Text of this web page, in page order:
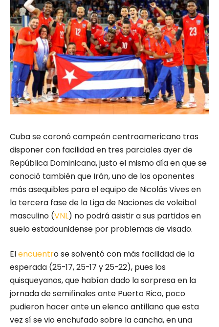
Cuba se coronó campeón centroamericano tras
disponer con facilidad en tres parciales ayer de
República Dominicana, justo el mismo día en que se
conoció también que Irán, uno de los oponentes
más asequibles para el equipo de Nicolás Vives en
la tercera fase de la Liga de Naciones de voleibol
masculino (VNL) no podrá asistir a sus partidos en
suelo estadounidense por problemas de visado.
Elencuentro se solventó con más facilidad de la
esperada (25-17, 25-17 y 25-22), pues los
quisqueyanos, que habían dado la sorpresa en la
jornada de semifinales ante Puerto Rico, poco
pudieron hacer ante un elenco antillano que esta
vez sí se vio enchufado sobre la cancha, en una